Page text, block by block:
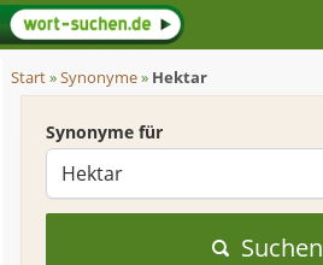
Start»Synonyme» Hektar
Synonyme für
Suchen